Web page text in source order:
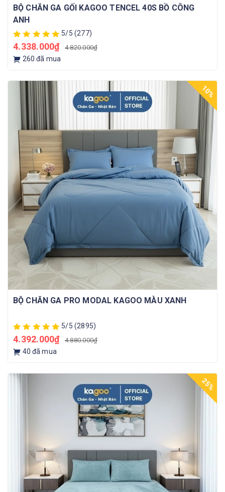
BỘ CHĂN GA GỐI KAGOO TENCEL 40S BỒ CÔNG
ANH
5/5 (277)
4.338.000₫ 4.820.000₫
260 đã mua
10%
BỘ CHĂN GA PRO MODAL KAGOO MÀU XANH
5/5 (2895)
4.392.000₫ 4.880.000₫
40 đã mua
25%